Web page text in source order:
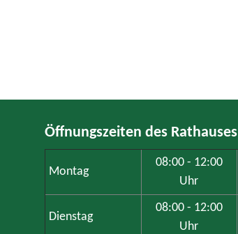
Öffnungszeiten des Rathauses
Montag
08:00 - 12:00
Uhr
Dienstag
08:00 - 12:00
Uhr